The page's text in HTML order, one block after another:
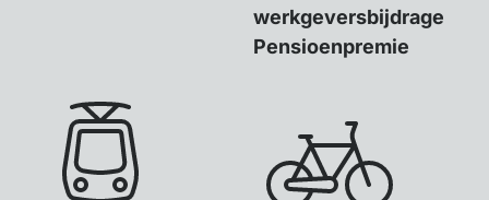
werkgeversbijdrage
Pensioenpremie